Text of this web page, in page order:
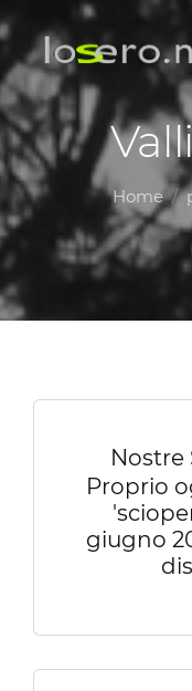
Home
Nostre
Proprio
giugno